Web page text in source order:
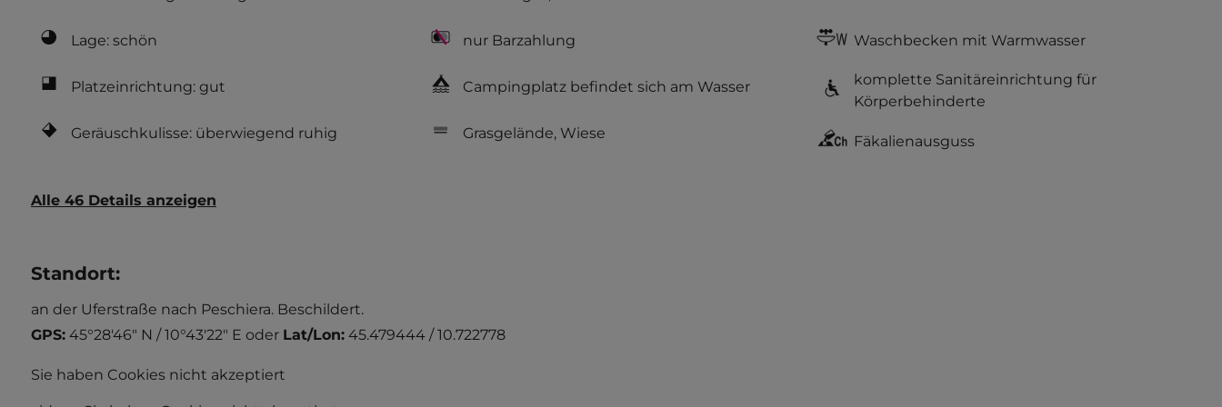
Lage: schön
Platzeinrichtung: gut
Geräuschkulisse: überwiegend ruhig
nur Barzahlung
Campingplatz befindet sich am Wasser
Grasgelände, Wiese
Waschbecken mit Warmwasser
komplette Sanitäreinrichtung für
Körperbehinderte
Fäkalienausguss
Alle 46 Details anzeigen
Standort:
an der Uferstraße nach Peschiera. Beschildert.
GPS: 45°28'46" N / 10°43'22" E oder Lat/Lon: 45.479444 / 10.722778
Sie haben Cookies nicht akzeptiert